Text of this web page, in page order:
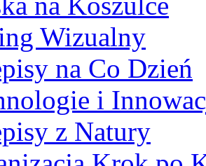
Wizualny
na Co Dzień
i
z Natury